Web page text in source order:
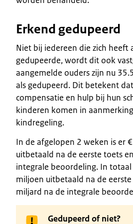
Erkend gedupeerd
Niet bij iedereen die zich heeft
gedupeerde, wordt dit ook
aangemelde ouders zijn nu
als gedupeerd. Dit betekent
compensatie en hulp bij hun
kinderen komen in
kindregeling.
In de afgelopen 2 weken is er
uitbetaald na de eerste toets
integrale beoordeling. In totaal
miljoen uitbetaald na de eerste
miljard na de integrale
Gedupeerd of niet?